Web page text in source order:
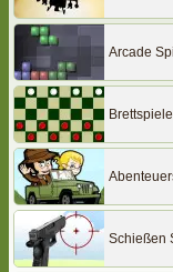
Arcade
Brettspiele
Schießen